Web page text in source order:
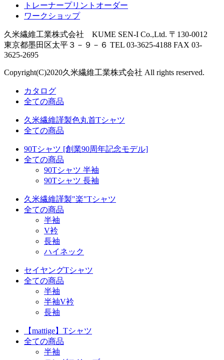
トレーナープリントオーダー
ワークショップ
久米繊維工業株式会社 KUME SEN-I Co.,Ltd. 〒130-0012
東京都墨田区太平３－９－６ TEL 03-3625-4188 FAX 03-
3625-2695
Copyright(C)2020久米繊維工業株式会社 All rights reserved.
カタログ
全ての商品
久米繊維謹製色丸首Tシャツ
全ての商品
90Tシャツ [創業90周年記念モデル]
全ての商品
90Tシャツ 半袖
90Tシャツ 長袖
久米繊維謹製"楽"Tシャツ
全ての商品
半袖
V衿
長袖
ハイネック
セイヤングTシャツ
全ての商品
半袖
半袖V衿
長袖
【mattige】Tシャツ
全ての商品
半袖